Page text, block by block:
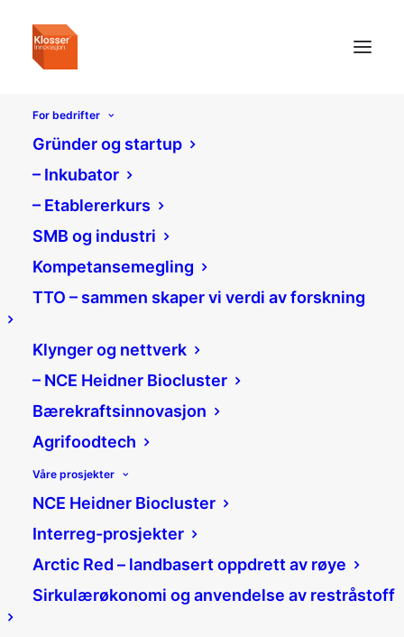
For bedrifter
Gründer og startup
– Inkubator
– Etablererkurs
SMB og industri
Kompetansemegling
TTO – sammen skaper vi verdi av forskning
Klynger og nettverk
– NCE Heidner Biocluster
Bærekraftsinnovasjon
Agrifoodtech
Våre prosjekter
NCE Heidner Biocluster
Interreg-prosjekter
Arctic Red – landbasert oppdrett av røye
Sirkulærøkonomi og anvendelse av restråstoff
Norsk oppstartsbedrift
vant mot Teams i
anbudskonkurranse